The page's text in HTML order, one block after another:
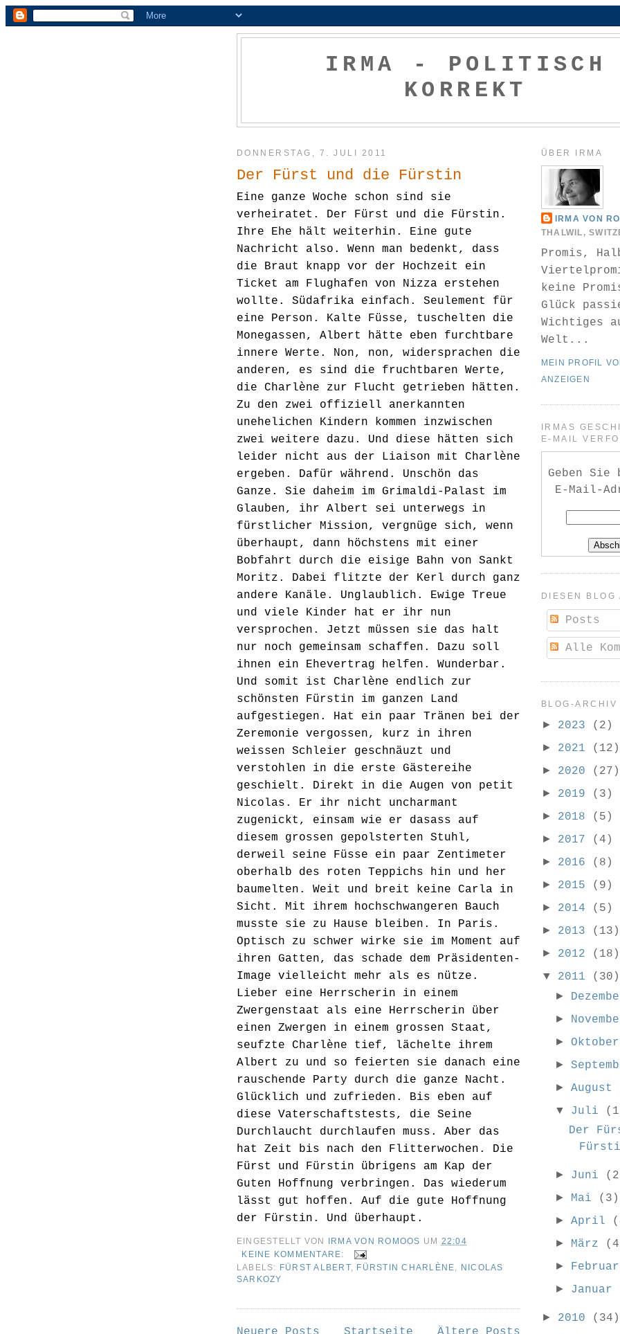
IRMA - POLITISCH
KORREKT
DONNERSTAG, 7. JULI 2011
Der Fürst und die Fürstin
Eine ganze Woche schon sind sie
verheiratet. Der Fürst und die Fürstin.
Ihre Ehe hält weiterhin. Eine gute
Nachricht also. Wenn man bedenkt, dass
die Braut knapp vor der Hochzeit ein
Ticket am Flughafen von Nizza erstehen
wollte. Südafrika einfach. Seulement für
eine Person. Kalte Füsse, tuschelten die
Monegassen, Albert hätte eben furchtbare
innere Werte. Non, non, widersprachen die
anderen, es sind die fruchtbaren Werte,
die Charlène zur Flucht getrieben hätten.
Zu den zwei offiziell anerkannten
unehelichen Kindern kommen inzwischen
zwei weitere dazu. Und diese hätten sich
leider nicht aus der Liaison mit Charlène
ergeben. Dafür während. Unschön das
Ganze. Sie daheim im Grimaldi-Palast im
Glauben, ihr Albert sei unterwegs in
fürstlicher Mission, vergnüge sich, wenn
überhaupt, dann höchstens mit einer
Bobfahrt durch die eisige Bahn von Sankt
Moritz. Dabei flitzte der Kerl durch ganz
andere Kanäle. Unglaublich. Ewige Treue
und viele Kinder hat er ihr nun
versprochen. Jetzt müssen sie das halt
nur noch gemeinsam schaffen. Dazu soll
ihnen ein Ehevertrag helfen. Wunderbar.
Und somit ist Charlène endlich zur
schönsten Fürstin im ganzen Land
aufgestiegen. Hat ein paar Tränen bei der
Zeremonie vergossen, kurz in ihren
weissen Schleier geschnäuzt und
verstohlen in die erste Gästereihe
geschielt. Direkt in die Augen von petit
Nicolas. Er ihr nicht uncharmant
zugenickt, einsam wie er dasass auf
diesem grossen gepolsterten Stuhl,
derweil seine Füsse ein paar Zentimeter
oberhalb des roten Teppichs hin und her
baumelten. Weit und breit keine Carla in
Sicht. Mit ihrem hochschwangeren Bauch
musste sie zu Hause bleiben. In Paris.
Optisch zu schwer wirke sie im Moment auf
ihren Gatten, das schade dem Präsidenten-
Image vielleicht mehr als es nütze.
Lieber eine Herrscherin in einem
Zwergenstaat als eine Herrscherin über
einen Zwergen in einem grossen Staat,
seufzte Charlène tief, lächelte ihrem
Albert zu und so feierten sie danach eine
rauschende Party durch die ganze Nacht.
Glücklich und zufrieden. Bis eben auf
diese Vaterschaftstests, die Seine
Durchlaucht durchlaufen muss. Aber das
hat Zeit bis nach den Flitterwochen. Die
Fürst und Fürstin übrigens am Kap der
Guten Hoffnung verbringen. Das wiederum
lässt gut hoffen. Auf die gute Hoffnung
der Fürstin. Und überhaupt.
EINGESTELLT VON IRMA VON ROMOOS UM 22:04
KEINE KOMMENTARE:
LABELS: FÜRST ALBERT, FÜRSTIN CHARLÈNE
NICOLAS
SARKOZY
ÜBER IRMA
IRMA VON
THALWIL,
Promis,
keine
Glück
Wichtiges
Welt...
MEIN PROFIL
ANZEIGEN
IRMAS
E-MAIL
Geben
E-Mail-
DIESEN BLOG
Posts
Alle
BLOG-ARCHIV
► 2023 (2)
► 2021 (12)
► 2020 (27)
► 2019 (3)
► 2018 (5)
► 2017 (4)
► 2016 (8)
► 2015 (9)
► 2014 (5)
► 2013 (13)
► 2012 (18)
▼ 2011 (30)
►
►
►Oktober
►
►August
▼ Juli
Der
► Juni
► Mai (3)
►April
► März
► Februar
► Januar
► 2010 (34)